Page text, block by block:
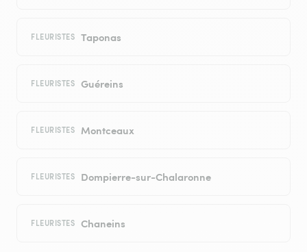
FLEURISTES Taponas
FLEURISTES Guéreins
FLEURISTES Montceaux
FLEURISTES Dompierre-sur-Chalaronne
FLEURISTES Chaneins